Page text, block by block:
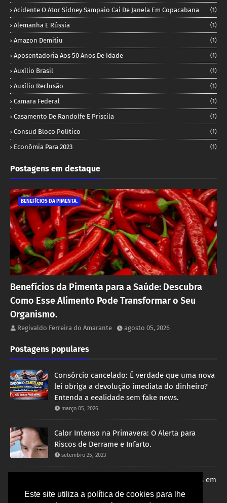
Este site utiliza a política de cookies para lhe
Acidente O Ator Sidney Sampaio Cai De Janela Em Copacabana (1)
Alemanha E Rússia (1)
Amazon Demitiu (1)
Aposentadoria Aos 50 Anos De Idade (1)
Auxílio Brasil (1)
Auxílio Reclusão (1)
Camara Federal (1)
Casamento De Randolfe E Priscila (1)
Consud Bloco Político (1)
Econômia Para 2023 (1)
Postagens em destaque
BENEFÍCIOS DA PIMENTA.
Benefícios da Pimenta para a Saúde: Descubra
Como Esse Alimento Pode Transformar o Seu
Organismo.
Regivaldo Ferreira do Amarante agosto 05, 2026
Postagens populares
Consórcio cancelado: É verdade que uma nova
lei obriga a devolução imediata do dinheiro?
Entenda a eealidade sem fake news.
março 05, 2026
Calor Intenso na Primavera: O Alerta para
Riscos de Derrame e Infarto.
setembro 25, 2023
Governo Bolsonaro avança em negociações em
visita no Oriente Médio com grandes